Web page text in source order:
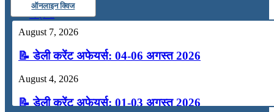
अंग्रेजी
मॉक टेस्ट
टुडेज जीके
ऑनलाइन क्विज
August 7, 2026
📝 डेली करेंट अफेयर्स: 04-06 अगस्त 2026
August 4, 2026
📝 डेली करेंट अफेयर्स: 01-03 अगस्त 2026